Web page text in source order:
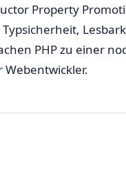
Property
PHP zu einer